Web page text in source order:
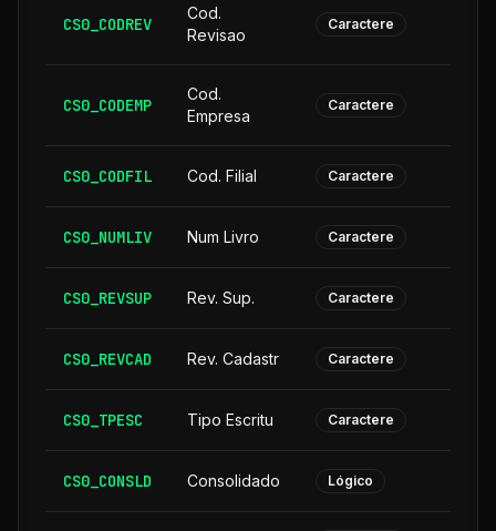
CS0_CODREV
Cod.
Revisao
Caractere
CS0_CODEMP
Cod.
Empresa
Caractere
CS0_CODFIL Cod. Filial Caractere
CS0_NUMLIV Num Livro Caractere
CS0_REVSUP Rev. Sup. Caractere
CS0_REVCAD Rev. Cadastr Caractere
CS0_TPESC Tipo Escritu Caractere
CS0_CONSLD Consolidado Lógico